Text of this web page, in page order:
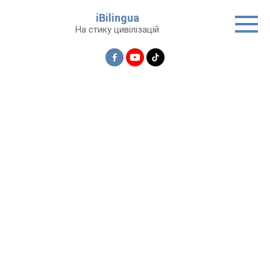
iBilingua
На стику цивілізацій